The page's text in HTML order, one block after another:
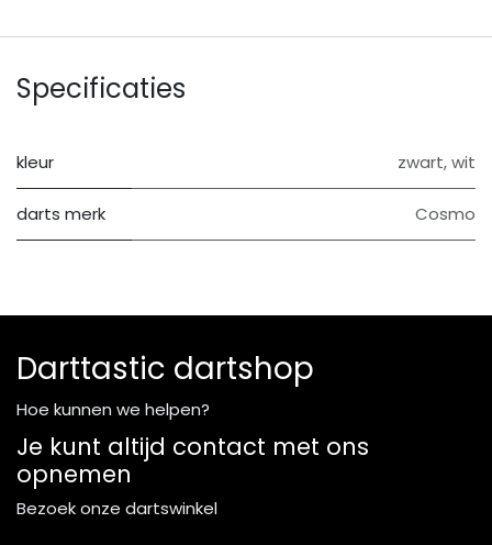
Specificaties
kleur zwart,wit
darts merk Cosmo
Darttastic dartshop
Hoe kunnen we helpen?
Je kunt altijd contact met ons
opnemen
Bezoek onze dartswinkel